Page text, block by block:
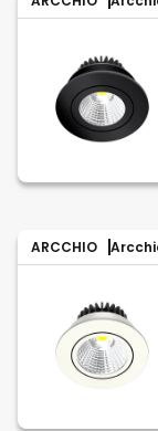
ARCCHIO